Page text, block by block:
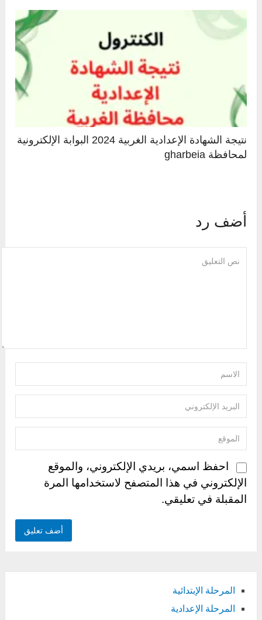
نتيجة الشهادة الإعدادية الغربية 2024 البوابة الإلكترونية
لمحافظة gharbeia
أضف رد
احفظ اسمي، بريدي الإلكتروني، والموقع
الإلكتروني في هذا المتصفح لاستخدامها المرة
المقبلة في تعليقي.
المرحلة الإبتدائية
المرحلة الإعدادية